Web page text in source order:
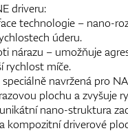
driveru:
technologie – nano-
úderu.
nárazu – umožňuje
rychlost míče.
speciálně navržená pro
plochu a zvyšuje
nano-struktura
kompozitní driverové